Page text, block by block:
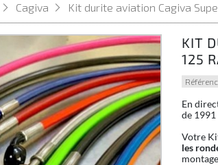
Cagiva Kit durite aviation Cagiva
KIT
125
En
de 1991
Votre
les